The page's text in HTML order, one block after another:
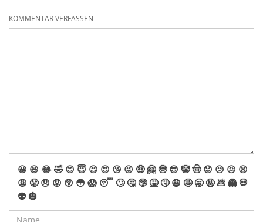
KOMMENTAR VERFASSEN
😀 😆 😂🤣 😊 😇 😉 😍 😘 😜 🤑 🤗 🤓 😎 🤡🤠 😟 😕 😖 😫
😩 😤 😠 😡 😲 😳 😱 😴 🙄 🤔 🤥 🤮 🤧 😷 🤩 🥱 🤬 💩 👻 💀
👽 🎃